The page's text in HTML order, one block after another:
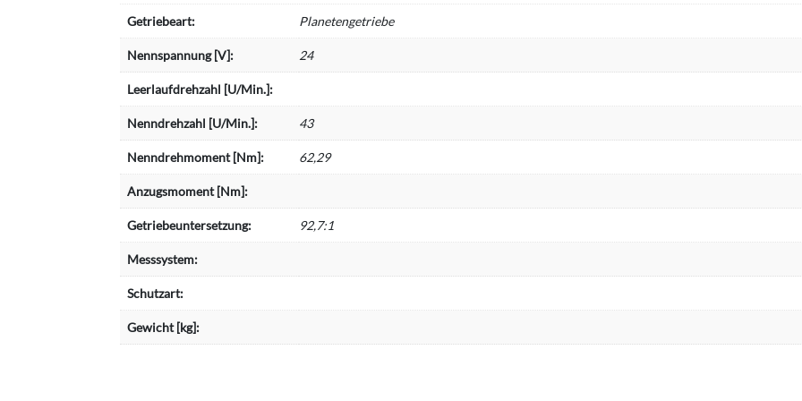
Getriebeart: Planetengetriebe
Nennspannung [V]: 24
Leerlaufdrehzahl [U/Min.]:
Nenndrehzahl [U/Min.]: 43
Nenndrehmoment [Nm]: 62,29
Anzugsmoment [Nm]:
Getriebeuntersetzung: 92,7:1
Messsystem:
Schutzart:
Gewicht [kg]: